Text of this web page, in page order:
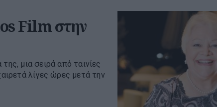
Film στην
μια σειρά από ταινίες
λίγες ώρες μετά την